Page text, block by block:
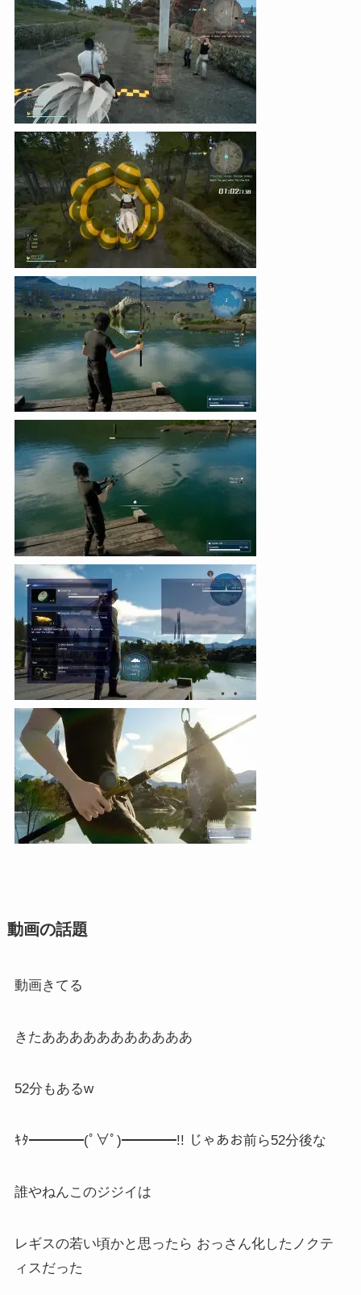
動画の話題
動画きてる
きたあああああああああああ
52分もあるw
ｷﾀ━━━━(ﾟ∀ﾟ)━━━━!! じゃあお前ら52分後な
誰やねんこのジジイは
レギスの若い頃かと思ったら おっさん化したノクテ
ィスだった